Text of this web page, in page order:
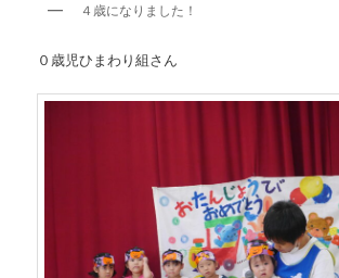
４歳になりました！
０歳児ひまわり組さん